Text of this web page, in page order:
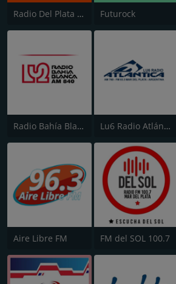
Radio Del Plata 1030 AM Futurock
Radio Bahía Blanca (LU2) Lu6 Radio Atlántica 760 AM
Aire Libre FM FM del SOL 100.7